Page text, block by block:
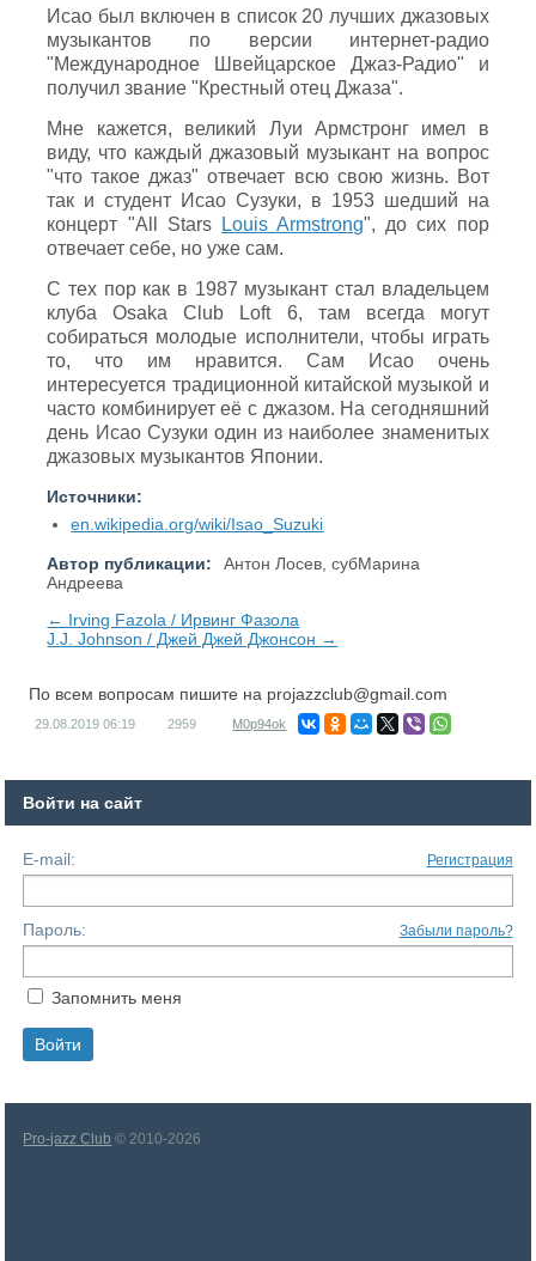
Исао был включен в список 20 лучших джазовых
музыкантов по версии интернет-радио
"Международное Швейцарское Джаз-Радио" и
получил звание "Крестный отец Джаза".
Мне кажется, великий Луи Армстронг имел в
виду, что каждый джазовый музыкант на вопрос
"что такое джаз" отвечает всю свою жизнь. Вот
так и студент Исао Сузуки, в 1953 шедший на
концерт "All Stars
Louis Armstrong", до сих пор
отвечает себе, но уже сам.
С тех пор как в 1987 музыкант стал владельцем
клуба Osaka Сlub Loft 6, там всегда могут
собираться молодые исполнители, чтобы играть
то, что им нравится. Сам Исао очень
интересуется традиционной китайской музыкой и
часто комбинирует её с джазом. На сегодняшний
день Исао Сузуки один из наиболее знаменитых
джазовых музыкантов Японии.
Источники:
en.wikipedia.org/wiki/Isao_Suzuki
Автор публикации:
Антон Лосев, субМарина
Андреева
← Irving Fazola / Ирвинг Фазола
J.J. Johnson / Джей Джей Джонсон →
По всем вопросам пишите на projazzclub@gmail.com
29.08.2019 06:19 2959 M0p94ok
Войти на сайт
E-mail: Регистрация
Пароль: Забыли пароль?
Запомнить меня
Pro-jazz Club © 2010-2026